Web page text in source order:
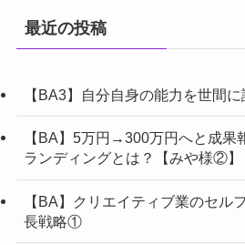
最近の投稿
【BA3】自分自身の能力を世間
【BA】5万円→300万円へと成果
ランディングとは？【みや様②】
【BA】クリエイティブ業のセル
長戦略①